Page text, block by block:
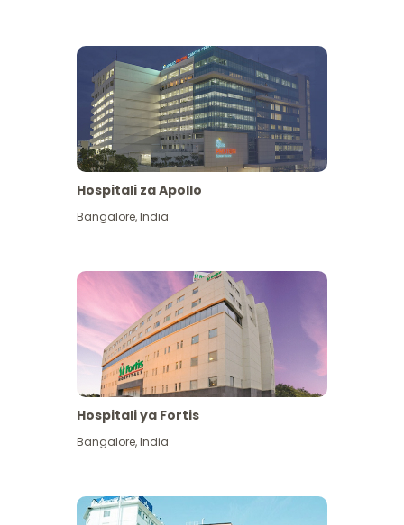
Hospitali za Apollo
Bangalore,India
Hospitali ya Fortis
Bangalore,India